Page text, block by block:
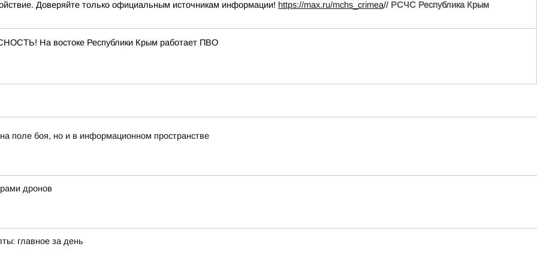
Доверяйте только официальным источникам информации! https://max.ru/mchs_crimea// РСЧС Республика Крым
На востоке Республики Крым работает ПВО
поле боя, но и в информационном пространстве
дронов
главное за день